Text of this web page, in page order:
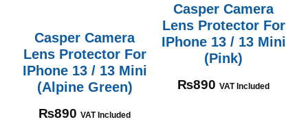
Casper Camera
Lens Protector For
IPhone 13 / 13 Mini
(Alpine Green)
₨890 VAT Included
Casper Camera
Lens Protector For
IPhone 13 / 13 Mini
(Pink)
₨890 VAT Included